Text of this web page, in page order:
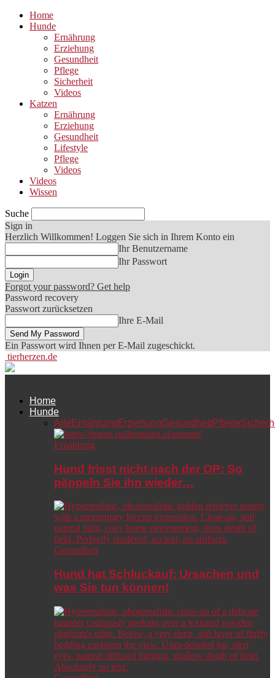
Home
Hunde
Ernährung
Erziehung
Gesundheit
Pflege
Sicherheit
Videos
Katzen
Ernährung
Erziehung
Gesundheit
Lifestyle
Pflege
Videos
Videos
Wissen
Suche
Sign in
Herzlich Willkommen! Loggen Sie sich in Ihrem Konto ein
Ihr Benutzername
Ihr Passwort
Forgot your password? Get help
Password recovery
Passwort zurücksetzen
Ihre E-Mail
Ein Passwort wird Ihnen per E-Mail zugeschickt.
tierherzen.de
Home
Hunde
Alle Ernährung ErziehungGesundheitPflege
Ernährung
Hund frisst nicht nach der OP: So
päppeln Sie ihn wieder…
Gesundheit
Hund hat Schluckauf: Ursachen und
was Sie tun können!